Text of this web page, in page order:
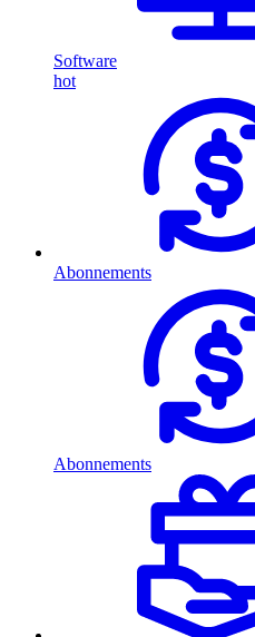
Software
hot
Abonnements
Abonnements